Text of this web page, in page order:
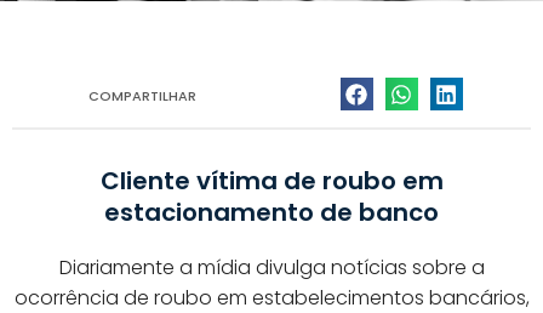
COMPARTILHAR
Cliente vítima de roubo em
estacionamento de banco
Diariamente a mídia divulga notícias sobre a
ocorrência de roubo em estabelecimentos bancários,